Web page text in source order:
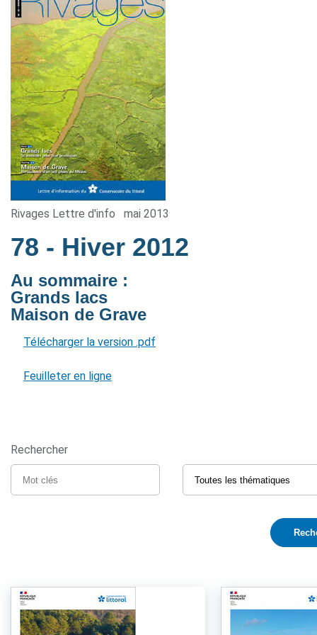
Rivages Lettre d'info mai 2013
78 - Hiver 2012
Au sommaire :
Grands lacs
Maison de Grave
Télécharger la version .pdf
Feuilleter en ligne
Rechercher